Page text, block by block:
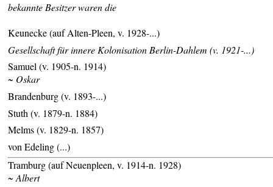
bekannte Besitzer waren die
Keunecke (auf Alten-Pleen, v. 1928-...)
Gesellschaft für innere Kolonisation Berlin-Dahlem (v. 1921-...)
Samuel (v. 1905-n. 1914)
~ Oskar
Brandenburg (v. 1893-...)
Stuth (v. 1879-n. 1884)
Melms (v. 1829-n. 1857)
von Edeling (...)
Tramburg (auf Neuenpleen, v. 1914-n. 1928)
~ Albert